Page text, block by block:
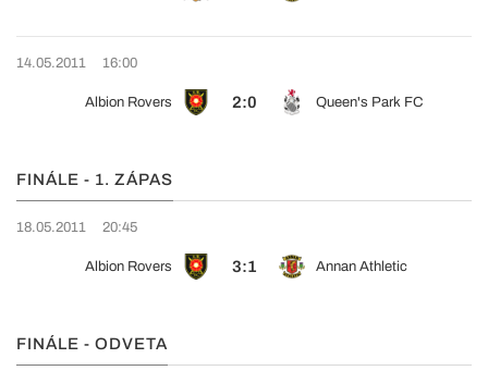
14.05.2011 16:00
Albion Rovers 2:0 Queen's Park FC
FINÁLE - 1. ZÁPAS
18.05.2011 20:45
Albion Rovers 3:1 Annan Athletic
FINÁLE - ODVETA